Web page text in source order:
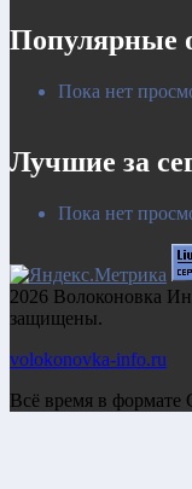
Популярные
Пока нет
Лучшие за
Пока нет
2026 Волоконовка
защищены.
volokonovka-info.ru
Всё время в формате